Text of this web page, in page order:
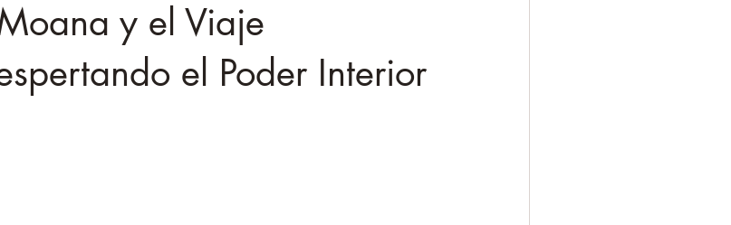
y el Viaje
el Poder Interior